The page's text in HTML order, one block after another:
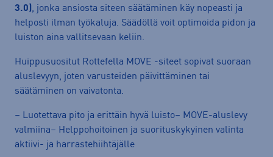
3.0), jonka ansiosta siteen säätäminen käy nopeasti ja
helposti ilman työkaluja. Säädöllä voit optimoida pidon ja
luiston aina vallitsevaan keliin.
Huippusuositut Rottefella MOVE -siteet sopivat suoraan
aluslevyyn, joten varusteiden päivittäminen tai
säätäminen on vaivatonta.
– Luotettava pito ja erittäin hyvä luisto– MOVE-aluslevy
valmiina– Helppohoitoinen ja suorituskykyinen valinta
aktiivi- ja harrastehiihtäjälle